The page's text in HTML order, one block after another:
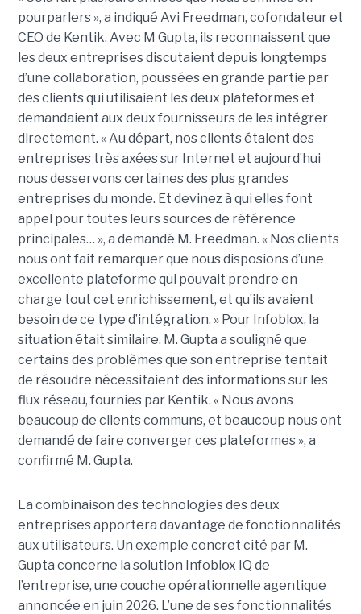
pourparlers », a indiqué Avi Freedman, cofondateur et
CEO de Kentik. Avec M Gupta, ils reconnaissent que
les deux entreprises discutaient depuis longtemps
d’une collaboration, poussées en grande partie par
des clients qui utilisaient les deux plateformes et
demandaient aux deux fournisseurs de les intégrer
directement. « Au départ, nos clients étaient des
entreprises très axées sur Internet et aujourd’hui
nous desservons certaines des plus grandes
entreprises du monde. Et devinez à qui elles font
appel pour toutes leurs sources de référence
principales… », a demandé M. Freedman. « Nos clients
nous ont fait remarquer que nous disposions d’une
excellente plateforme qui pouvait prendre en
charge tout cet enrichissement, et qu’ils avaient
besoin de ce type d’intégration. » Pour Infoblox, la
situation était similaire. M. Gupta a souligné que
certains des problèmes que son entreprise tentait
de résoudre nécessitaient des informations sur les
flux réseau, fournies par Kentik. « Nous avons
beaucoup de clients communs, et beaucoup nous ont
demandé de faire converger ces plateformes », a
confirmé M. Gupta.
La combinaison des technologies des deux
entreprises apportera davantage de fonctionnalités
aux utilisateurs. Un exemple concret cité par M.
Gupta concerne la solution Infoblox IQ de
l’entreprise, une couche opérationnelle agentique
annoncée en juin 2026. L’une de ses fonctionnalités